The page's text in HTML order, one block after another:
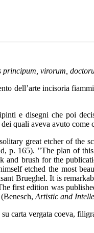
principum, virorum,
dell’arte incisoria
e disegni che poi
quali aveva avuto come
great etcher of the
p. 165). "The plan of
and brush for the
etched the most
Brueghel. It is
first edition was
Artistic and
carta vergata coeva,